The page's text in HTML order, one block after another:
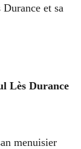
et sa
Lès Durance
menuisier